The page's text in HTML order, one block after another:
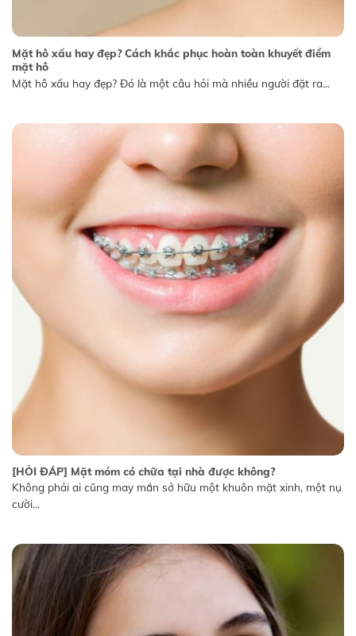
Mặt hô xấu hay đẹp? Cách khắc phục hoàn toàn khuyết điểm
mặt hô
Mặt hô xấu hay đẹp? Đó là một câu hỏi mà nhiều người đặt ra...
[HỎI ĐÁP] Mặt móm có chữa tại nhà được không?
Không phải ai cũng may mắn sở hữu một khuôn mặt xinh, một nụ
cười...